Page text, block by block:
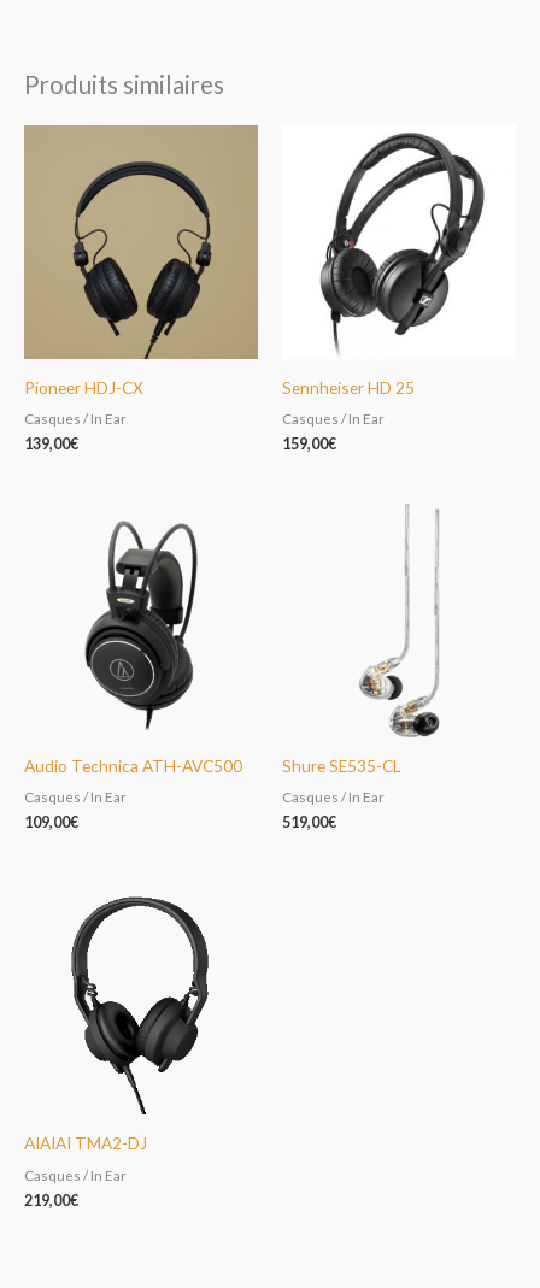
Produits similaires
Pioneer HDJ-CX
Casques / In Ear
139,00€
Sennheiser HD 25
Casques / In Ear
159,00€
Audio Technica ATH-AVC500
Casques / In Ear
109,00€
Shure SE535-CL
Casques / In Ear
519,00€
AIAIAI TMA2-DJ
Casques / In Ear
219,00€